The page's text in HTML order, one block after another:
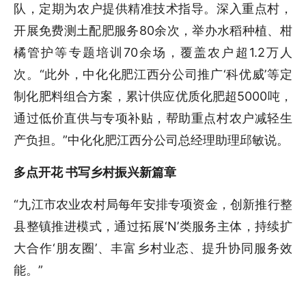
队，定期为农户提供精准技术指导。深入重点村，
开展免费测土配肥服务80余次，举办水稻种植、柑
橘管护等专题培训70余场，覆盖农户超1.2万人
次。“此外，中化化肥江西分公司推广‘科优威’等定
制化肥料组合方案，累计供应优质化肥超5000吨，
通过低价直供与专项补贴，帮助重点村农户减轻生
产负担。”中化化肥江西分公司总经理助理邱敏说。
多点开花 书写乡村振兴新篇章
“九江市农业农村局每年安排专项资金，创新推行整
县整镇推进模式，通过拓展‘N’类服务主体，持续扩
大合作‘朋友圈’、丰富乡村业态、提升协同服务效
能。”